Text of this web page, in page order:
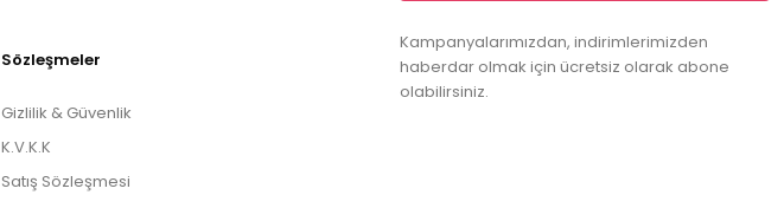
Sözleşmeler
Gizlilik & Güvenlik
K.V.K.K
Satış Sözleşmesi
Kampanyalarımızdan, indirimlerimizden
haberdar olmak için ücretsiz olarak abone
olabilirsiniz.